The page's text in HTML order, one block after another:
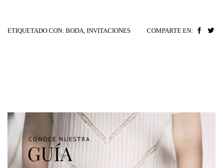
ETIQUETADO CON: BODA, INVITACIONES COMPARTE EN: